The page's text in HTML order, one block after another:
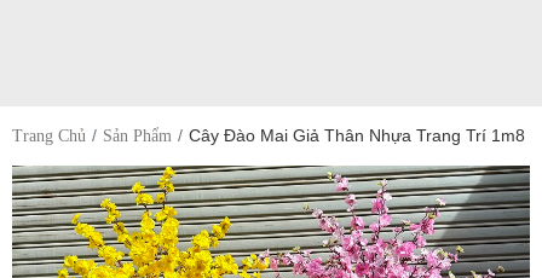
Trang Chủ Sản Phẩm Cây Đào Mai Giả Thân Nhựa Trang Trí 1m8